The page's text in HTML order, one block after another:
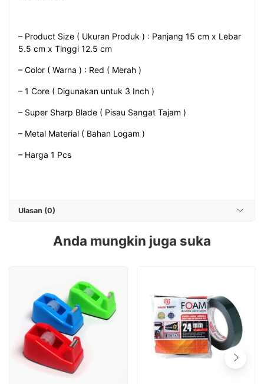
– Product Size ( Ukuran Produk ) : Panjang 15 cm x Lebar
5.5 cm x Tinggi 12.5 cm
– Color ( Warna ) : Red ( Merah )
– 1 Core ( Digunakan untuk 3 Inch )
– Super Sharp Blade ( Pisau Sangat Tajam )
– Metal Material ( Bahan Logam )
– Harga 1 Pcs
Ulasan (0)
Anda mungkin juga suka